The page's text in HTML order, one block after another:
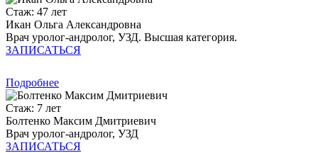
Стаж: 47 лет
Икан Ольга Александровна
Врач уролог-андролог, УЗД. Высшая категория.
ЗАПИСАТЬСЯ
Подробнее
Стаж: 7 лет
Болтенко Максим Дмитриевич
Врач уролог-андролог, УЗД
ЗАПИСАТЬСЯ